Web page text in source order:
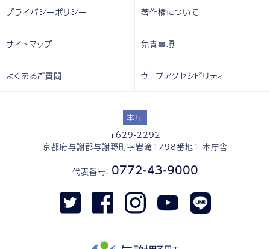
本庁
〒629-2292
京都府与謝郡与謝野町字岩滝1798番地1 本庁舎
代表番号： 0772-43-9000
プライバシーポリシー 著作権について
サイトマップ 免責事項
よくあるご質問 ウェブアクセシビリティ